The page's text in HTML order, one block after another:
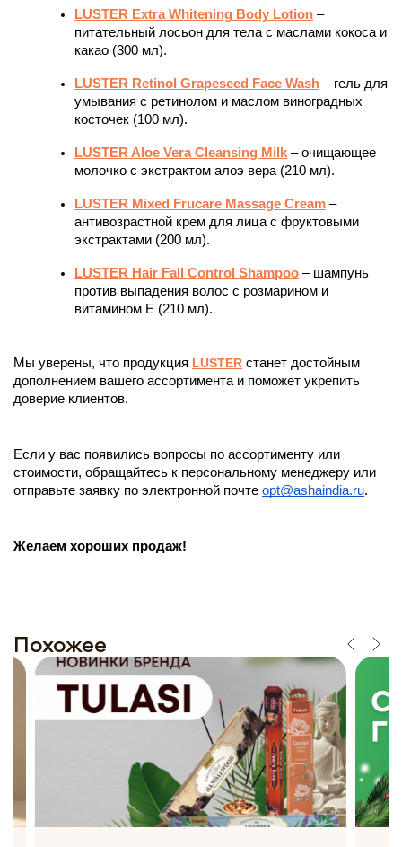
LUSTER Extra Whitening Body Lotion –
питательный лосьон для тела с маслами кокоса и
какао (300 мл).
LUSTER Retinol Grapeseed Face Wash – гель для
умывания с ретинолом и маслом виноградных
косточек (100 мл).
LUSTER Aloe Vera Cleansing Milk – очищающее
молочко с экстрактом алоэ вера (210 мл).
LUSTER Mixed Frucare Massage Cream –
антивозрастной крем для лица с фруктовыми
экстрактами (200 мл).
LUSTER Hair Fall Control Shampoo – шампунь
против выпадения волос с розмарином и
витамином Е (210 мл).
Мы уверены, что продукция LUSTER станет достойным
дополнением вашего ассортимента и поможет укрепить
доверие клиентов.
Если у вас появились вопросы по ассортименту или
стоимости, обращайтесь к персональному менеджеру или
отправьте заявку по электронной почте opt@ashaindia.ru.
Желаем хороших продаж!
Похожее